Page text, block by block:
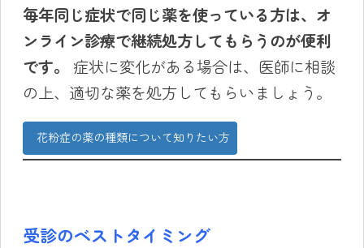
毎年同じ症状で同じ薬を使っている方は、オ
ンライン診療で継続処方してもらうのが便利
です。
症状に変化がある場合は、医師に相談
の上、適切な薬を処方してもらいましょう。
花粉症の薬の種類について知りたい方
受診のベストタイミング